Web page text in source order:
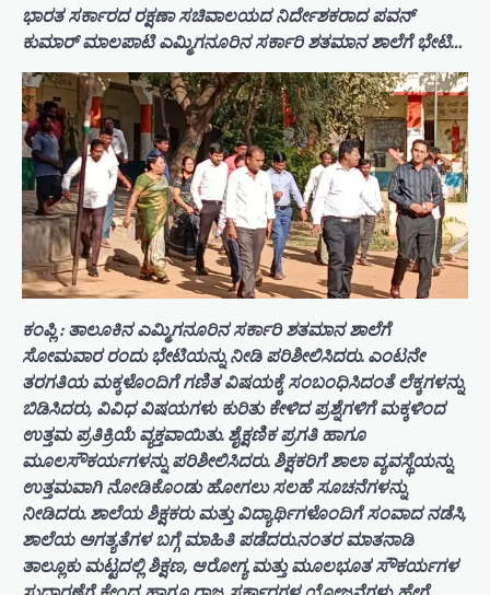
ಭಾರತ ಸರ್ಕಾರದ ರಕ್ಷಣಾ ಸಚಿವಾಲಯದ ನಿರ್ದೇಶಕರಾದ ಪವನ್
ಕುಮಾರ್ ಮಾಲಪಾಟಿ ಎಮ್ಮಿಗನೂರಿನ ಸರ್ಕಾರಿ ಶತಮಾನ ಶಾಲೆಗೆ ಭೇಟಿ…
ಕಂಪ್ಲಿ : ತಾಲೂಕಿನ ಎಮ್ಮಿಗನೂರಿನ ಸರ್ಕಾರಿ ಶತಮಾನ ಶಾಲೆಗೆ
ಸೋಮವಾರ ರಂದು ಭೇಟಿಯನ್ನು ನೀಡಿ ಪರಿಶೀಲಿಸಿದರು. ಎಂಟನೇ
ತರಗತಿಯ ಮಕ್ಕಳೊಂದಿಗೆ ಗಣಿತ ವಿಷಯಕ್ಕೆ ಸಂಬಂಧಿಸಿದಂತೆ ಲೆಕ್ಕಗಳನ್ನು
ಬಿಡಿಸಿದರು, ವಿವಿಧ ವಿಷಯಗಳು ಕುರಿತು ಕೇಳಿದ ಪ್ರಶ್ನೆಗಳಿಗೆ ಮಕ್ಕಳಿಂದ
ಉತ್ತಮ ಪ್ರತಿಕ್ರಿಯೆ ವ್ಯಕ್ತವಾಯಿತು. ಶೈಕ್ಷಣಿಕ ಪ್ರಗತಿ ಹಾಗೂ
ಮೂಲಸೌಕರ್ಯಗಳನ್ನು ಪರಿಶೀಲಿಸಿದರು. ಶಿಕ್ಷಕರಿಗೆ ಶಾಲಾ ವ್ಯವಸ್ಥೆಯನ್ನು
ಉತ್ತಮವಾಗಿ ನೋಡಿಕೊಂಡು ಹೋಗಲು ಸಲಹೆ ಸೂಚನೆಗಳನ್ನು
ನೀಡಿದರು. ಶಾಲೆಯ ಶಿಕ್ಷಕರು ಮತ್ತು ವಿದ್ಯಾರ್ಥಿಗಳೊಂದಿಗೆ ಸಂವಾದ ನಡೆಸಿ,
ಶಾಲೆಯ ಅಗತ್ಯತೆಗಳ ಬಗ್ಗೆ ಮಾಹಿತಿ ಪಡೆದರು.ನಂತರ ಮಾತನಾಡಿ
ತಾಲ್ಲೂಕು ಮಟ್ಟದಲ್ಲಿ ಶಿಕ್ಷಣ, ಆರೋಗ್ಯ ಮತ್ತು ಮೂಲಭೂತ ಸೌಕರ್ಯಗಳ